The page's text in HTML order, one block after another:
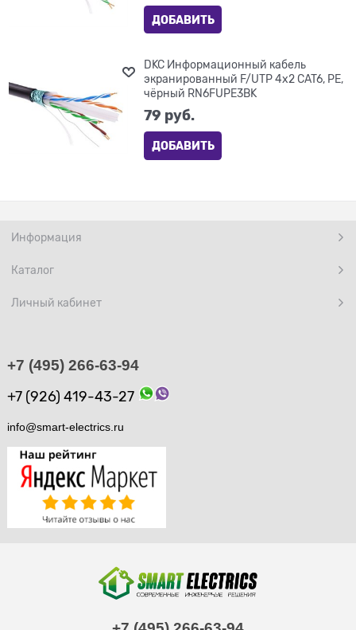
ДОБАВИТЬ
DKC Информационный кабель
экранированный F/UTP 4х2 CAT6, PE,
чёрный RN6FUPE3BK
79 руб.
ДОБАВИТЬ
Информация
Каталог
Личный кабинет
+7 (495) 266-63-94
+7 (926) 419-43-27
info@smart-electrics.ru